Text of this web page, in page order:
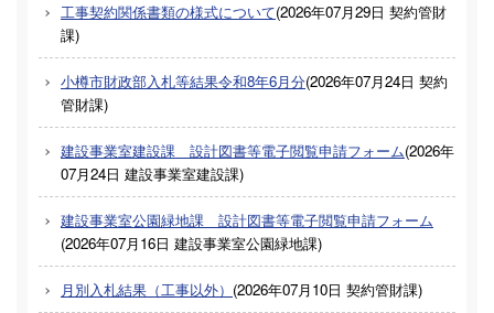
工事契約関係書類の様式について(2026年07月29日 契約管財
課)
小樽市財政部入札等結果令和8年6月分(2026年07月24日 契約
管財課)
建設事業室建設課 設計図書等電子閲覧申請フォーム(2026年
07月24日 建設事業室建設課)
建設事業室公園緑地課 設計図書等電子閲覧申請フォーム
(2026年07月16日 建設事業室公園緑地課)
月別入札結果（工事以外） (2026年07月10日 契約管財課)